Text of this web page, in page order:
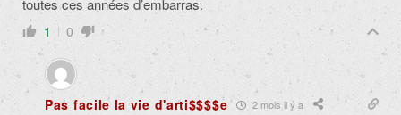
toutes ces années d’embarras.
1 0
Pas facile la vie d'arti$$$$e 2 mois il y a